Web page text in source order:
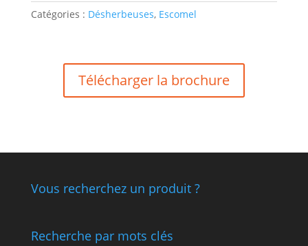
Catégories : Désherbeuses, Escomel
Télécharger la brochure
Vous recherchez un produit ?
Recherche par mots clés